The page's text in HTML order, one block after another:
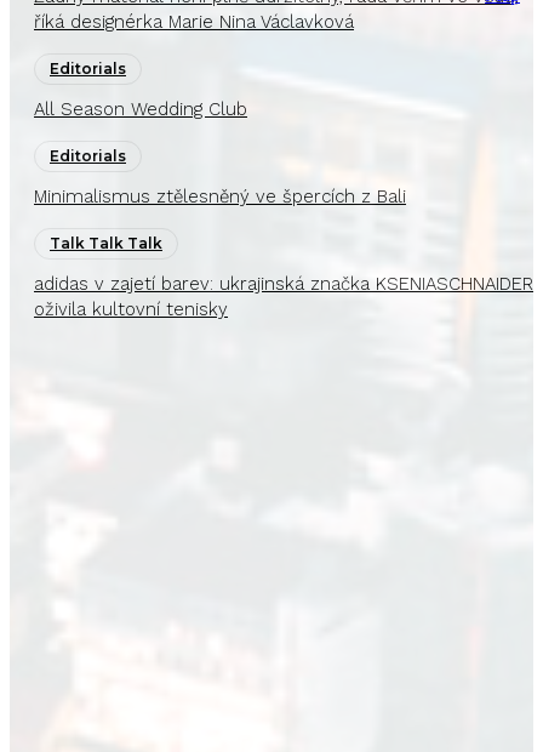
říká designérka Marie Nina Václavková
Editorials
All Season Wedding Club
Editorials
Minimalismus ztělesněný ve špercích z Bali
Talk Talk Talk
adidas v zajetí barev: ukrajinská značka KSENIASCHNAIDER
oživila kultovní tenisky